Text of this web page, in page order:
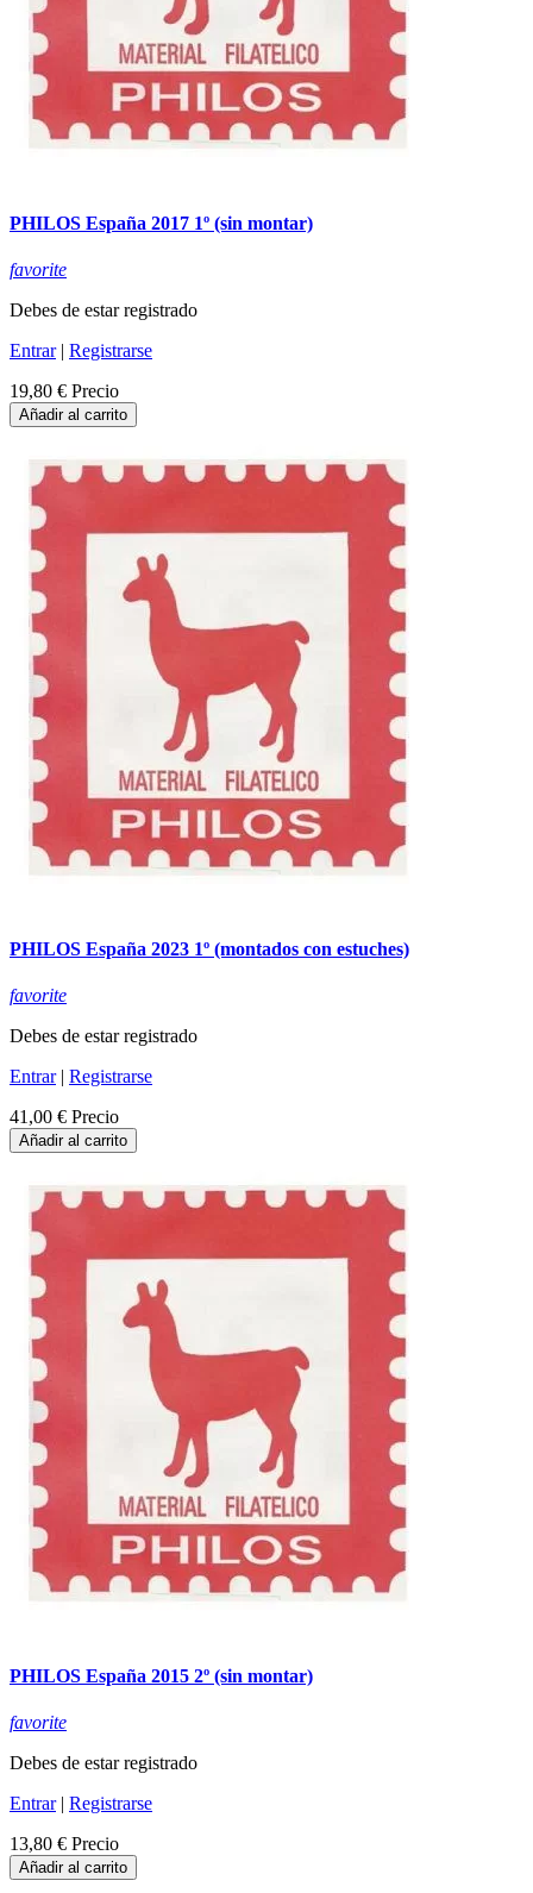
PHILOS España 2017 1º (sin montar)
favorite
Debes de estar registrado
Entrar| Registrarse
19,80 € Precio
Añadir al carrito
PHILOS España 2023 1º (montados con estuches)
favorite
Debes de estar registrado
Entrar| Registrarse
41,00 € Precio
Añadir al carrito
PHILOS España 2015 2º (sin montar)
favorite
Debes de estar registrado
Entrar| Registrarse
13,80 € Precio
Añadir al carrito